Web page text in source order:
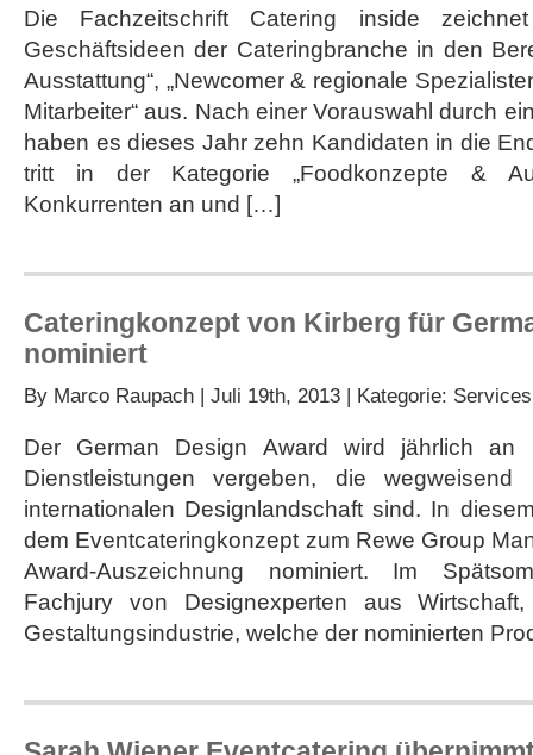
Nominierung
zum
des
Jahres
2013
Die Fachzeitschrift Catering inside
Geschäftsideen der Cateringbranche in den
Ausstattung“, „Newcomer & regionale
Mitarbeiter“ aus. Nach einer Vorauswahl durch
haben es dieses Jahr zehn Kandidaten in die
tritt in der Kategorie „Foodkonzepte &
Konkurrenten an und […]
Cateringkonzept von Kirberg für
nominiert
By Marco Raupach | Juli 19th, 2013 | Kategorie: Services
Der German Design Award wird jährlich an
Dienstleistungen vergeben, die
internationalen Designlandschaft sind. In
dem Eventcateringkonzept zum Rewe Group
Award-Auszeichnung nominiert. Im
Fachjury von Designexperten aus
Gestaltungsindustrie, welche der nominierten